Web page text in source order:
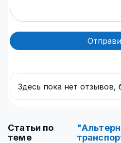
Здесь пока нет отзывов,
Статьи по
теме